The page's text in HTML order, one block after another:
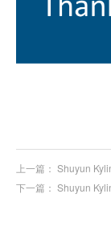
上一篇： Shuyun
下一篇： Shuyun